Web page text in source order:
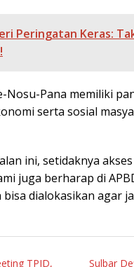
Peringatan Keras:
Pana memiliki
serta sosial
ini, setidaknya
juga berharap di
dialokasikan agar
TPID,
Sulbar